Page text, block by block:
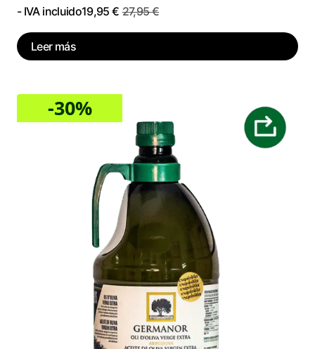
27,95€
19,95€
- IVA incluido
Leer más
-30%